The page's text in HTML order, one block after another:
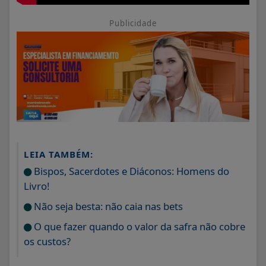
Publicidade
LEIA TAMBÉM:
Bispos, Sacerdotes e Diáconos: Homens do
Livro!
Não seja besta: não caia nas bets
O que fazer quando o valor da safra não cobre
os custos?